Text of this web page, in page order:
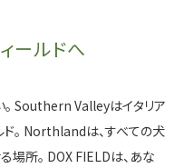
ールドへ
Southern Valleyはイタリア
。 Northlandは、すべての犬
場所。 DOX FIELDは、あな